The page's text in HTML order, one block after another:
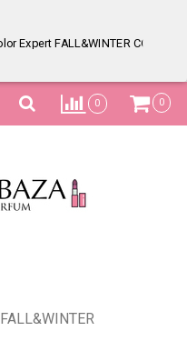
Expert FALL&WINTER
0 0